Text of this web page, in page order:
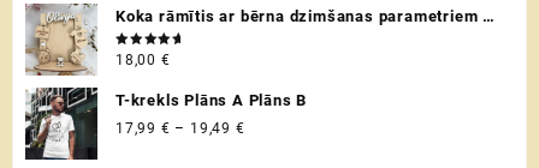
Koka rāmītis ar bērna dzimšanas parametriem /
metriku - personalizēta dāvana raudzībās un
citos svētkos ♡
Novērtēts
ar 5.00
18,00 €
T-krekls Plāns A Plāns B
17,99 € – 19,49 €